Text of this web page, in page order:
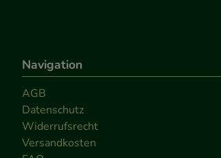
Navigation
AGB
Datenschutz
Widerrufsrecht
Versandkosten